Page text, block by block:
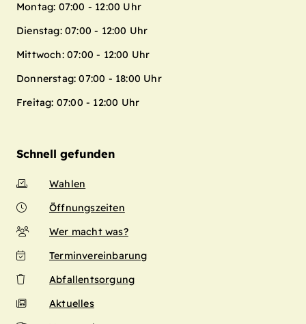
Montag: 07:00 - 12:00 Uhr
Dienstag: 07:00 - 12:00 Uhr
Mittwoch: 07:00 - 12:00 Uhr
Donnerstag: 07:00 - 18:00 Uhr
Freitag: 07:00 - 12:00 Uhr
Schnell gefunden
Wahlen
Öffnungszeiten
Wer macht was?
Terminvereinbarung
Abfallentsorgung
Aktuelles